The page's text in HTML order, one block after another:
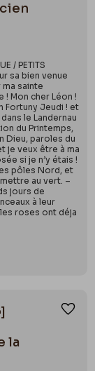
/ PETITS
sa bien venue
sainte
! Mon cher Léon !
Fortuny Jeudi ! et
le Landernau
du Printemps,
Dieu, paroles du
je veux être à ma
si je n’y étais !
pôles Nord, et
au vert. –
jours de
à leur
roses ont déja
la